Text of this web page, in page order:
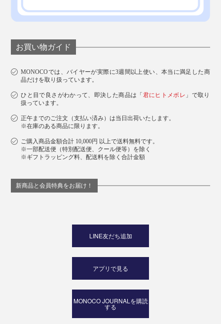
お買い物ガイド
MONOCOでは、バイヤーが実際に3週間以上使い、本当に満足した商
品だけを取り扱っています。
ひと目で良さがわかって、即決した商品は「君にヒトメボレ 」で取り
扱っています。
正午までのご注文（支払い済み）は当日出荷いたします。
※在庫のある商品に限ります。
ご購入商品金額合計 10,000円 以上で送料無料です。
※一部配送便（特別配送便、クール便等）を除く
※ギフトラッピング料、配送料を除く合計金額
新商品と会員特典をお届け！
LINE友だち追加
アプリで見る
MONOCO JOURNALを購読
する